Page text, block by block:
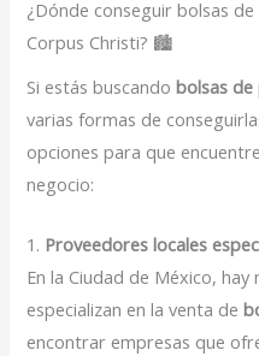
¿Dónde conseguir bolsas
Corpus Christi? 🏙️
Si estás buscandobolsas
varias formas de
opciones para que
negocio:
1. Proveedores locales
En la Ciudad de México,
especializan en la venta de
encontrar empresas que